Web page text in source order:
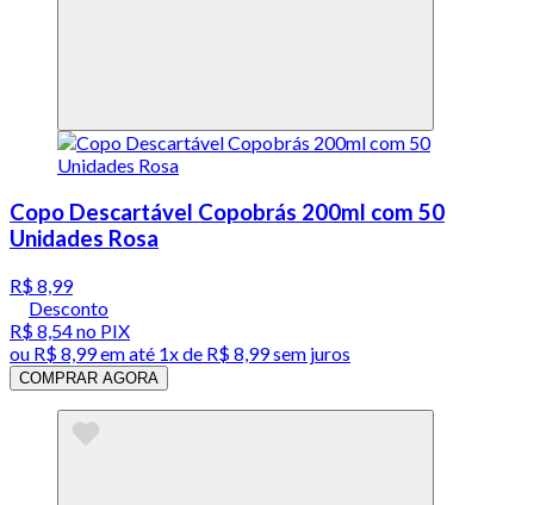
Copo Descartável Copobrás 200ml com 50
Unidades Rosa
R$ 8,99
Desconto
R$ 8,54no PIX
ou R$ 8,99em até 1x de R$ 8,99sem juros
COMPRAR AGORA